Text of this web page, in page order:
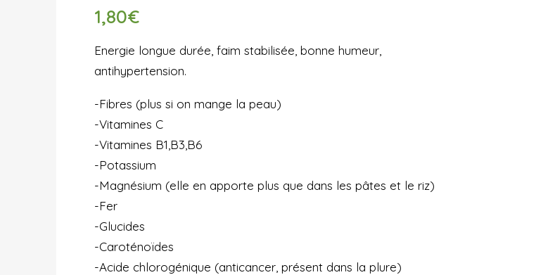
1,80€
Energie longue durée, faim stabilisée, bonne humeur,
antihypertension.
-Fibres (plus si on mange la peau)
-Vitamines C
-Vitamines B1,B3,B6
-Potassium
-Magnésium (elle en apporte plus que dans les pâtes et le riz)
-Fer
-Glucides
-Caroténoïdes
-Acide chlorogénique (anticancer, présent dans la plure)